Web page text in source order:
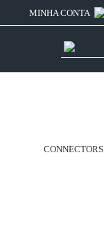
MINHA CONTA
CONNECTORS